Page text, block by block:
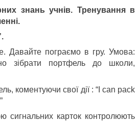
знань учнів. Тренування в
Давайте пограємо в гру. Умова:
зібрати портфель до школи,
коментуючи свої дії : “I can pack
сигнальних карток контролюють